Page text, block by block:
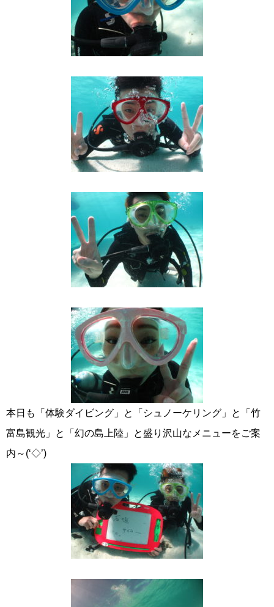
本日も「体験ダイビング」と「シュノーケリング」と「竹
富島観光」と「幻の島上陸」と盛り沢山なメニューをご案
内～(‘◇’)ゞ